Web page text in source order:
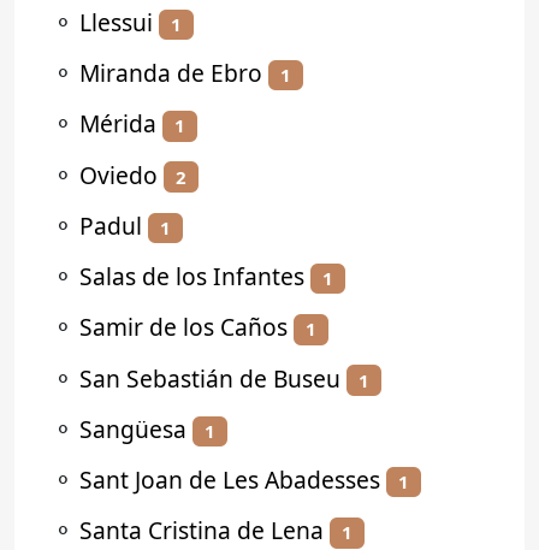
⚬ Llessui 1
⚬ Miranda de Ebro 1
⚬ Mérida 1
⚬ Oviedo 2
⚬ Padul 1
⚬ Salas de los Infantes 1
⚬ Samir de los Caños 1
⚬ San Sebastián de Buseu 1
⚬ Sangüesa 1
⚬ Sant Joan de Les Abadesses 1
⚬ Santa Cristina de Lena 1